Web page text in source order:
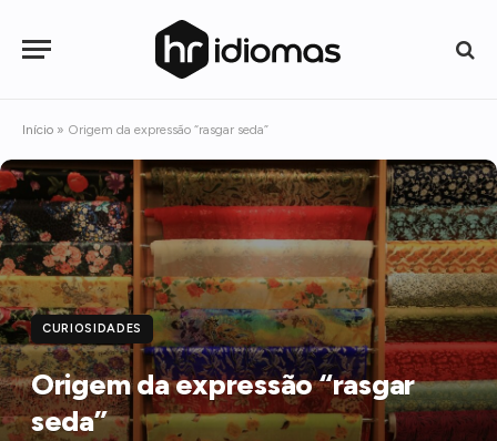
Início » Origem da expressão “rasgar seda”
CURIOSIDADES
Origem da expressão “rasgar
seda”